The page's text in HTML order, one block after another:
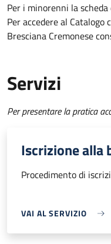
Per i minorenni la
Per accedere al
Bresciana Cremonese
Servizi
Per presentare la pratica
Iscrizione alla
Procedimento di
VAI AL SERVIZIO